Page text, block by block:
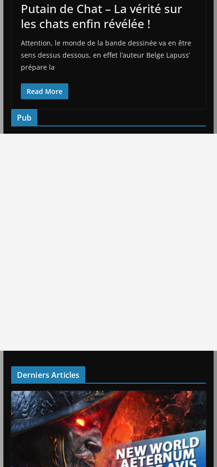
Putain de Chat – La vérité sur
les chats enfin révélée !
Attention, le monde de la bande dessinée va en être
sens dessus dessous, en effet l’auteur Belge Lapuss’
prépare la
Read More
Pub
Derniers Articles